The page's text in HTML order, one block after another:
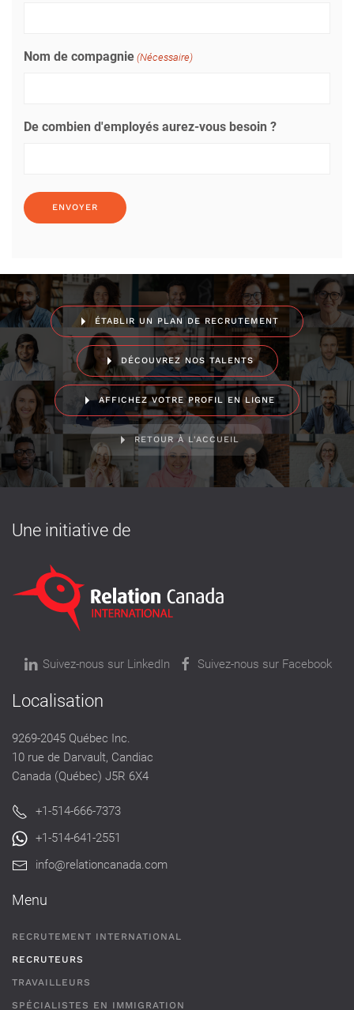
Nom de compagnie (Nécessaire)
De combien d'employés aurez-vous besoin ?
ÉTABLIR UN PLAN DE RECRUTEMENT
DÉCOUVREZ NOS TALENTS
AFFICHEZ VOTRE PROFIL EN LIGNE
RETOUR À L'ACCUEIL
Une initiative de
Suivez-nous sur LinkedIn Suivez-nous sur Facebook
Localisation
9269-2045 Québec Inc.
10 rue de Darvault, Candiac
Canada (Québec) J5R 6X4
+1-514-666-7373
+1-514-641-2551
info@relationcanada.com
Menu
RECRUTEMENT INTERNATIONAL
RECRUTEURS
TRAVAILLEURS
SPÉCIALISTES EN IMMIGRATION